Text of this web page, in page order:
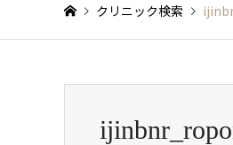
クリニック検索